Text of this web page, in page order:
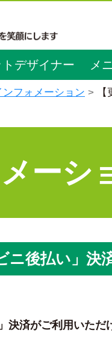
トデザイナー メ
ンフォメーション
ーシ
ニ後払い」
決済がご利用いただ